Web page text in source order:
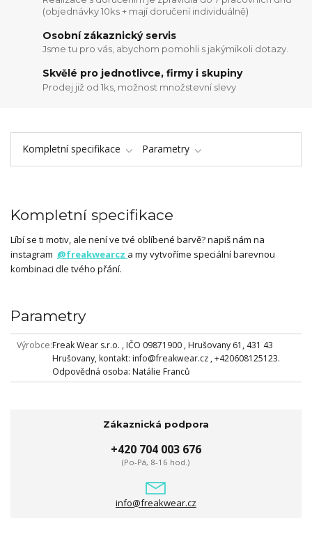
(objednávky 10ks + mají doručení individuálně)
Osobní zákaznický servis
Jsme tu pro vás, abychom pomohli s jakýmikoli dotazy.
Skvělé pro jednotlivce, firmy i skupiny
Prodej již od 1ks, možnost množstevní slevy
Kompletní specifikace Parametry
Kompletní specifikace
Líbí se ti motiv, ale není ve tvé oblíbené barvě? napiš nám na
instagram @freakwearcz a my vytvoříme speciální barevnou
kombinaci dle tvého přání.
Parametry
Výrobce Freak Wear s.r.o. , IČO 09871900 , Hrušovany 61, 431 43
Hrušovany, kontakt: info@freakwear.cz , +420608125123.
Odpovědná osoba: Natálie Franců
Zákaznická podpora
+420 704 003 676
(Po-Pá, 8-16 hod.)
info@freakwear.cz